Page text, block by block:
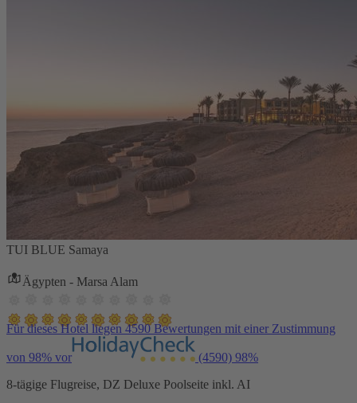
TUI BLUE Samaya
Ägypten - Marsa Alam
Für dieses Hotel liegen 4590 Bewertungen mit einer Zustimmung
von 98% vor (4590) 98%
8-tägige Flugreise, DZ Deluxe Poolseite inkl. AI